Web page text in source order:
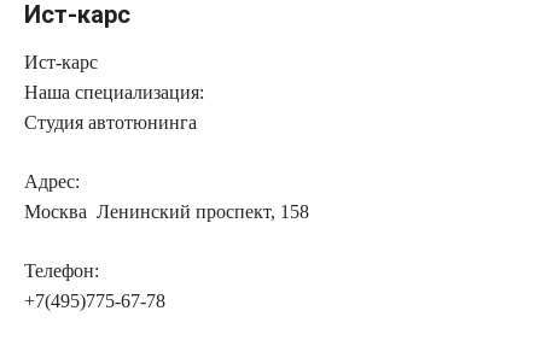
Ист-карс
Ист-карс
Наша специализация:
Студия автотюнинга
Адрес:
Москва Ленинский проспект, 158
Телефон:
+7(495)775-67-78